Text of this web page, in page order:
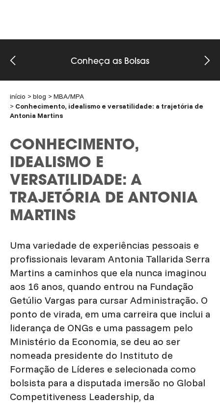
Conheça as Bolsas
início blog
MBA/MPA
Conhecimento, idealismo e versatilidade: a trajetória de
Antonia Martins
CONHECIMENTO,
IDEALISMO E
VERSATILIDADE: A
TRAJETÓRIA DE ANTONIA
MARTINS
Uma variedade de experiências pessoais e
profissionais levaram Antonia Tallarida Serra
Martins a caminhos que ela nunca imaginou
aos 16 anos, quando entrou na Fundação
Getúlio Vargas para cursar Administração. O
ponto de virada, em uma carreira que inclui a
liderança de ONGs e uma passagem pelo
Ministério da Economia, se deu ao ser
nomeada presidente do Instituto de
Formação de Líderes e selecionada como
bolsista para a disputada imersão no Global
Competitiveness Leadership, da